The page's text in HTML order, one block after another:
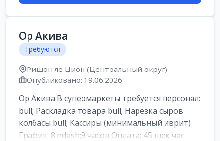
Ор Акива
Требуются
Ришон ле Цион (Центральный округ)
Опубликовано: 19.06.2026
Ор Акива В супермаркеты требуется персонал:
bull; Раскладка товара bull; Нарезка сыров
колбасы bull; Кассиры (минимальный иврит)
График: 8 ndash;9 часов Оплата: 45 шек час